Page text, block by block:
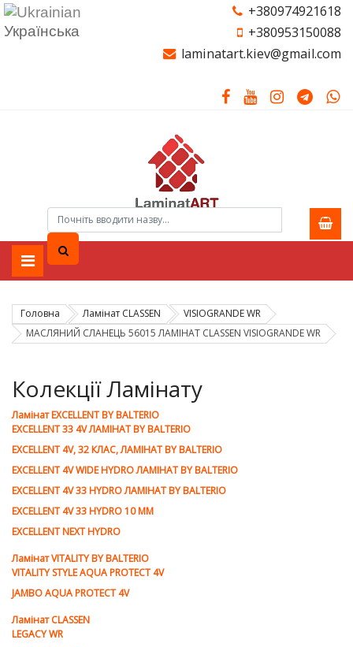
Українська
+380974921618
+380953150088
laminatart.kiev@gmail.com
Головна Ламiнат CLASSEN
VISIOGRANDE WR
МАСЛЯНИЙ СЛАНЕЦЬ 56015 ЛАМІНАТ CLASSEN VISIOGRANDE WR
Колекції Ламінату
Ламiнат EXCELLENT BY BALTERIO
EXCELLENT 33 4V ЛАМІНАТ BY BALTERIO
EXCELLENT 4V, 32 КЛАС, ЛАМІНАТ BY BALTERIO
EXCELLENT 4V WIDE HYDRO ЛАМІНАТ BY BALTERIO
EXCELLENT 4V 33 HYDRO ЛАМІНАТ BY BALTERIO
EXCELLENT 4V 33 HYDRO 10 ММ
EXCELLENT NEXT HYDRO
Ламiнат VITALITY BY BALTERIO
VITALITY STYLE AQUA PROTECT 4V
JAMBO AQUA PROTECT 4V
Ламiнат CLASSEN
LEGACY WR